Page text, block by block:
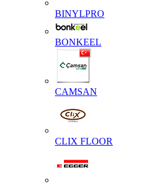
BINYLPRO
BONKEEL
CAMSAN
CLIX FLOOR